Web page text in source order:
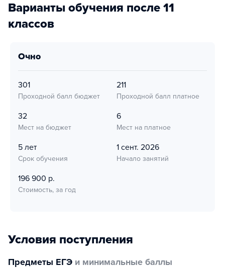
Варианты обучения после 11
классов
очно
301
Проходной балл бюджет
211
Проходной балл платное
32
Мест на бюджет
6
Мест на платное
5 лет
Срок обучения
1 сент. 2026
Начало занятий
196 900 р.
Стоимость, за год
Условия поступления
Предметы ЕГЭ и минимальные баллы